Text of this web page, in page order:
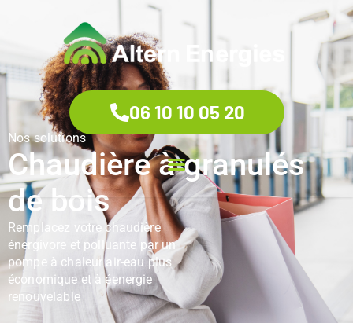
06 10 10 05 20
Nos solutions
Chaudière à granulés
de bois
Remplacez votre chaudière
énergivore et polluante par un
pompe à chaleur air-eau plus
économique et à éenergie
renouvelable